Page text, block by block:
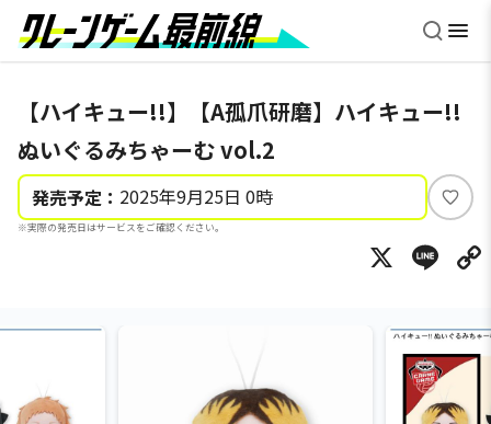
【ハイキュー!!】【A孤爪研磨】ハイキュー!!
ぬいぐるみちゃーむ vol.2
発売予定： 2025年9月25日 0時
※実際の発売日はサービスをご確認ください。
い
ね
X